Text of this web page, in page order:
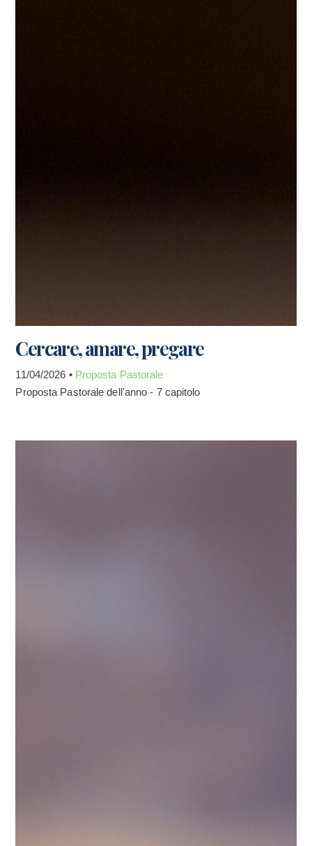
Cercare, amare, pregare
11/04/2026 • Proposta Pastorale
Proposta Pastorale dell'anno - 7 capitolo